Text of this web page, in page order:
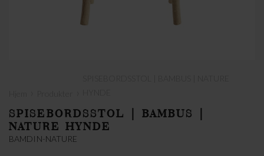
SPISEBORDSSTOL | BAMBUS |
NATURE HYNDE
BAMDIN-NATURE